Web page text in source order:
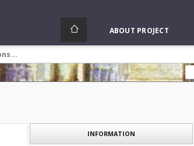
ABOUT PROJECT
INFORMATION